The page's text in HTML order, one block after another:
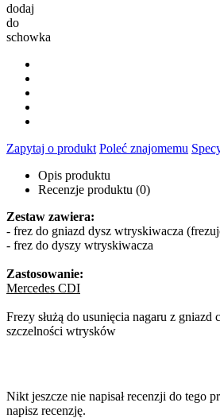
dodaj
do
schowka
Zapytaj o produkt Poleć znajomemu
Opis produktu
Recenzje produktu (0)
Zestaw zawiera:
- frez do gniazd dysz wtryskiwacza
- frez do dyszy wtryskiwacza
Zastosowanie:
Mercedes CDI
Frezy służą do usunięcia nagaru z
szczelności wtrysków
Nikt jeszcze nie napisał recenzji do tego
napisz recenzję.